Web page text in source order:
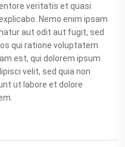
veritatis et quasi
Nemo enim ipsam
aut odit aut fugit, sed
qui ratione voluptatem
est, qui dolorem ipsum
velit, sed quia non
ut labore et dolore